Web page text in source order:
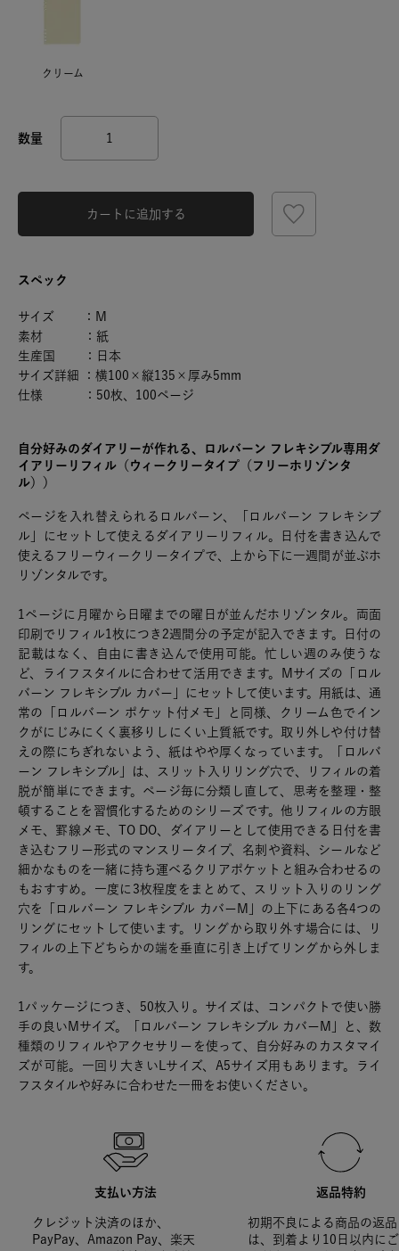
クリーム
カートに追加する
スペック
サイズ ：M
素材 ：紙
生産国 ：日本
サイズ詳細 ：横100×縦135×厚み5mm
仕様 ：50枚、100ページ
自分好みのダイアリーが作れる、ロルバーン フレキシブル専用ダ
イアリーリフィル（ウィークリータイプ（フリーホリゾンタ
ル））
ページを入れ替えられるロルバーン、「ロルバーン フレキシブ
ル」にセットして使えるダイアリーリフィル。日付を書き込んで
使えるフリーウィークリータイプで、上から下に一週間が並ぶホ
リゾンタルです。
1ページに月曜から日曜までの曜日が並んだホリゾンタル。両面
印刷でリフィル1枚につき2週間分の予定が記入できます。日付の
記載はなく、自由に書き込んで使用可能。忙しい週のみ使うな
ど、ライフスタイルに合わせて活用できます。Mサイズの「ロル
バーン フレキシブル カバー」にセットして使います。用紙は、通
常の「ロルバーン ポケット付メモ」と同様、クリーム色でイン
クがにじみにくく裏移りしにくい上質紙です。取り外しや付け替
えの際にちぎれないよう、紙はやや厚くなっています。「ロルバ
ーン フレキシブル」は、スリット入りリング穴で、リフィルの着
脱が簡単にできます。ページ毎に分類し直して、思考を整理・整
頓することを習慣化するためのシリーズです。他リフィルの方眼
メモ、罫線メモ、TO DO、ダイアリーとして使用できる日付を書
き込むフリー形式のマンスリータイプ、名刺や資料、シールなど
細かなものを一緒に持ち運べるクリアポケットと組み合わせるの
もおすすめ。一度に3枚程度をまとめて、スリット入りのリング
穴を「ロルバーン フレキシブル カバーM」の上下にある各4つの
リングにセットして使います。リングから取り外す場合には、リ
フィルの上下どちらかの端を垂直に引き上げてリングから外しま
す。
1パッケージにつき、50枚入り。サイズは、コンパクトで使い勝
手の良いMサイズ。「ロルバーン フレキシブル カバーM」と、数
種類のリフィルやアクセサリーを使って、自分好みのカスタマイ
ズが可能。一回り大きいLサイズ、A5サイズ用もあります。ライ
フスタイルや好みに合わせた一冊をお使いください。
支払い方法
クレジット決済のほか、
PayPay、Amazon Pay、楽天
返品特約
初期不良による商品の返
は、到着より10日以内に